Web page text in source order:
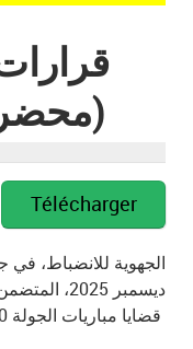
(محضر رقم
Télécharger
ديسمبر